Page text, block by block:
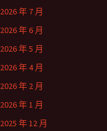
2026 年 7 月
2026 年 6 月
2026 年 5 月
2026 年 4 月
2026 年 2 月
2026 年 1 月
2025 年 12 月